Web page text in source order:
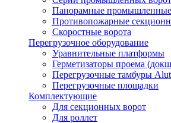
Панорамные промышленные
Противопожарные
Скоростные ворота
Перегрузочное оборудование
Уравнительные платформы
Герметизаторы проема
Перегрузочные тамбуры
Перегрузочные площадки
Комплектующие
Для секционных ворот
Для роллет